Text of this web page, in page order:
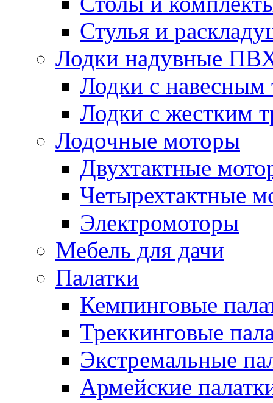
Стулья и
Лодки надувные
Лодки с навесным
Лодки с жестким
Лодочные моторы
Двухтактные
Четырехтактные
Электромоторы
Мебель для дачи
Палатки
Кемпинговые
Треккинговые
Экстремальные
Армейские